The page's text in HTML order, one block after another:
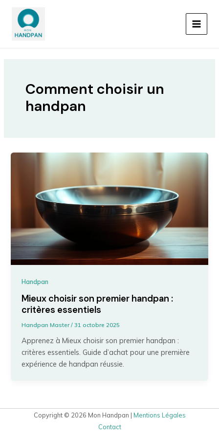
contenu
Comment choisir un
handpan
Handpan
Mieux choisir son premier handpan :
critères essentiels
Handpan Master/31 octobre 2025
Apprenez à Mieux choisir son premier handpan :
critères essentiels. Guide d’achat pour une première
expérience de handpan réussie.
Copyright © 2026 Mon Handpan | Mentions Légales
Contact